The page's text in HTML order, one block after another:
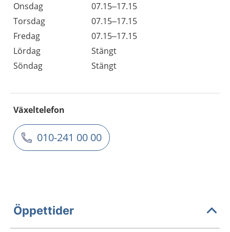
Onsdag
07.15–17.15
Torsdag
07.15–17.15
Fredag
07.15–17.15
Lördag
Stängt
Söndag
Stängt
Växeltelefon
010-241 00 00
Öppettider